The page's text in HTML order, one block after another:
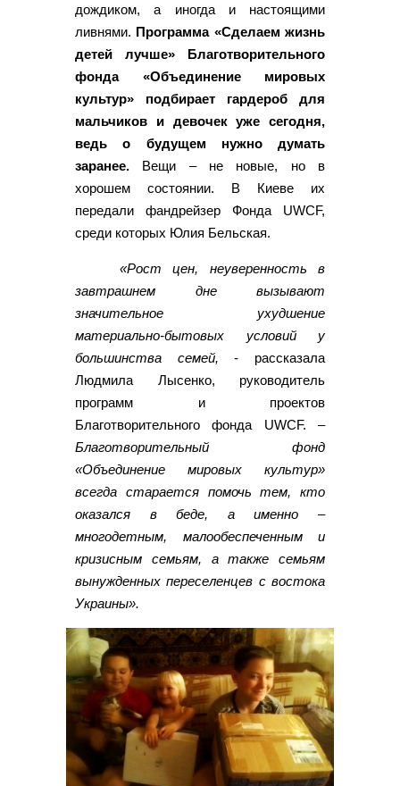
дождиком, а иногда и настоящими
ливнями. Программа «Сделаем жизнь
детей лучше» Благотворительного
фонда «Объединение мировых
культур» подбирает гардероб для
мальчиков и девочек уже сегодня,
ведь о будущем нужно думать
заранее. Вещи – не новые, но в
хорошем состоянии. В Киеве их
передали фандрейзер Фонда UWCF,
среди которых Юлия Бельская.
«Рост цен, неуверенность в
завтрашнем дне вызывают
значительное ухудшение
материально-бытовых условий у
большинства семей, - рассказала
Людмила Лысенко, руководитель
программ и проектов
Благотворительного фонда UWCF. –
Благотворительный фонд
«Объединение мировых культур»
всегда старается помочь тем, кто
оказался в беде, а именно –
многодетным, малообеспеченным и
кризисным семьям, а также семьям
вынужденных переселенцев с востока
Украины».